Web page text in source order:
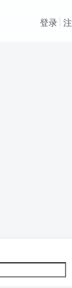
登录
高熵合金(3) 雷